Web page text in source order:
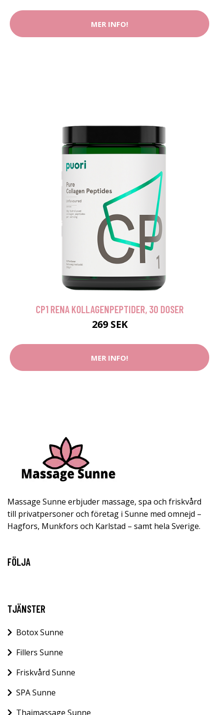
MER INFO!
CP1 RENA KOLLAGENPEPTIDER, 30 DOSER
269 SEK
MER INFO!
Massage Sunne erbjuder massage, spa och friskvård
till privatpersoner och företag i Sunne med omnejd –
Hagfors, Munkfors och Karlstad – samt hela Sverige.
FÖLJA
TJÄNSTER
Botox Sunne
Fillers Sunne
Friskvård Sunne
SPA Sunne
Thaimassage Sunne